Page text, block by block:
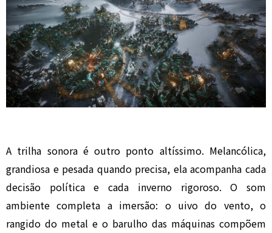
A trilha sonora é outro ponto altíssimo. Melancólica,
grandiosa e pesada quando precisa, ela acompanha cada
decisão política e cada inverno rigoroso. O som
ambiente completa a imersão: o uivo do vento, o
rangido do metal e o barulho das máquinas compõem